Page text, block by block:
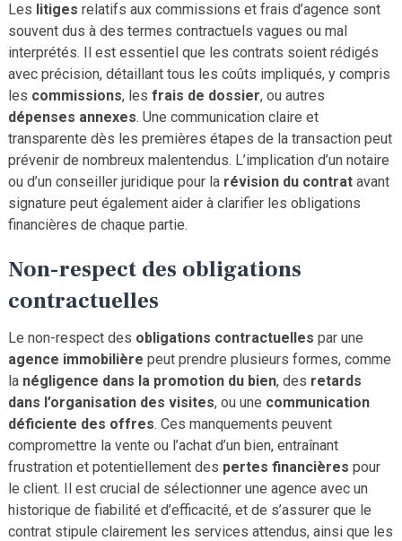
Les litiges relatifs aux commissions et frais d’agence sont
souvent dus à des termes contractuels vagues ou mal
interprétés. Il est essentiel que les contrats soient rédigés
avec précision, détaillant tous les coûts impliqués, y compris
les commissions, les frais de dossier, ou autres
dépenses annexes. Une communication claire et
transparente dès les premières étapes de la transaction peut
prévenir de nombreux malentendus. L’implication d’un notaire
ou d’un conseiller juridique pour la révision du contratavant
signature peut également aider à clarifier les obligations
financières de chaque partie.
Non-respect des obligations
contractuelles
Le non-respect des obligations contractuelles par une
agence immobilière peut prendre plusieurs formes, comme
la négligence dans la promotion du bien, des retards
dans l’organisation des visites, ou une communication
déficiente des offres. Ces manquements peuvent
compromettre la vente ou l’achat d’un bien, entraînant
frustration et potentiellement des pertes financières pour
le client. Il est crucial de sélectionner une agence avec un
historique de fiabilité et d’efficacité, et de s’assurer que le
contrat stipule clairement les services attendus, ainsi que les